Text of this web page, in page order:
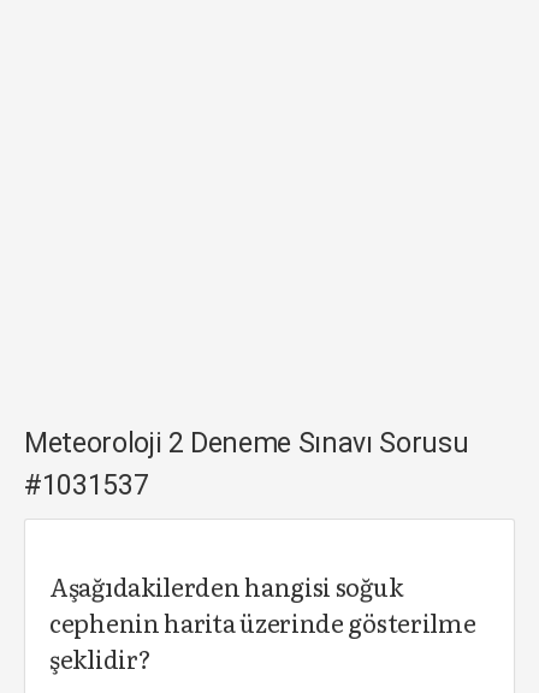
Meteoroloji 2 Deneme Sınavı Sorusu
#1031537
Aşağıdakilerden hangisi soğuk
cephenin harita üzerinde gösterilme
şeklidir?